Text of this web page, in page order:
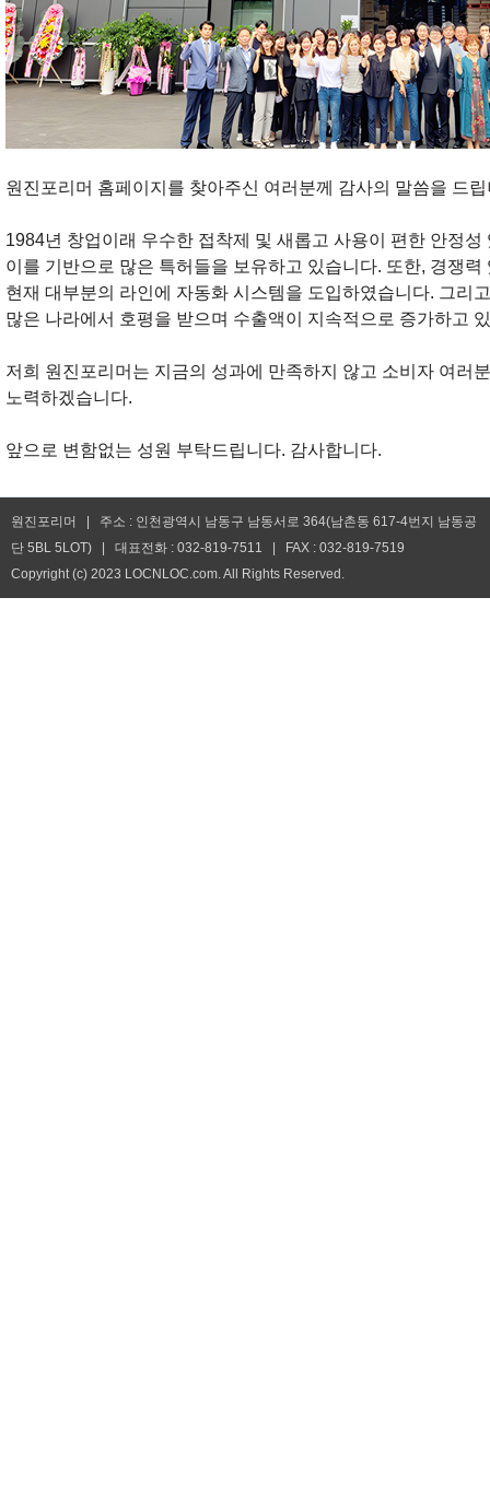
원진포리머 홈페이지를 찾아주신 여러분께 감사의 말씀을 드
1984년 창업이래 우수한 접착제 및 새롭고 사용이 편한 안정
이를 기반으로 많은 특허들을 보유하고 있습니다. 또한, 경쟁
현재 대부분의 라인에 자동화 시스템을 도입하였습니다. 그리
많은 나라에서 호평을 받으며 수출액이 지속적으로 증가하고
저희 원진포리머는 지금의 성과에 만족하지 않고 소비자 여러
노력하겠습니다.
앞으로 변함없는 성원 부탁드립니다. 감사합니다.
원진포리머 | 주소 : 인천광역시 남동구 남동서로 364(남촌동 617-4번지 남동공
단 5BL 5LOT) | 대표전화 : 032-819-7511 | FAX : 032-819-7519
Copyright (c) 2023 LOCNLOC.com. All Rights Reserved.